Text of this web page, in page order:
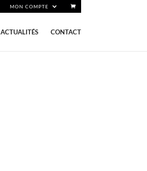
MON COMPTE
ACTUALITÉS CONTACT